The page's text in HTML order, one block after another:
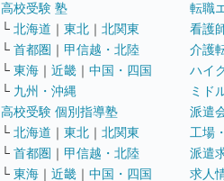
高校受験 塾
└ 北海道 ｜ 東北 ｜ 北関東
└ 首都圏 ｜ 甲信越・北陸
└ 東海 ｜ 近畿 ｜ 中国・四国
└ 九州・沖縄
高校受験 個別指導塾
└ 北海道 ｜ 東北 ｜ 北関東
└ 首都圏 ｜ 甲信越・北陸
└ 東海 ｜ 近畿 ｜ 中国・四国
転職
看護
介護
ハイ
ミド
派遣
工場
派遣
求人